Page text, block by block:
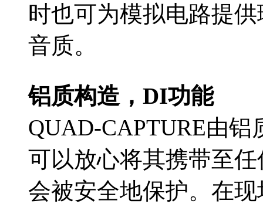
时也可为模拟电路提
音质。
铝质构造，DI功能
QUAD-CAPTURE由
可以放心将其携带至
会被安全地保护。在